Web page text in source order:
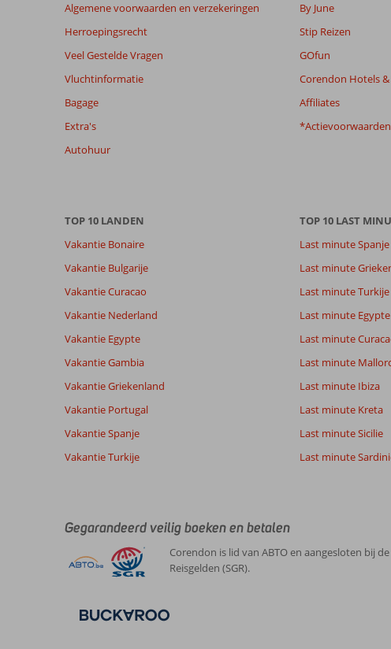
niet
meer
weergegeven
om
de
info
over
onze
beoordelingen.
Totale score
Gebaseerd op:
beoordelingen
8,5
Aanrader
Kamers
8,1
Kindvriendelijk 1,0
Ervaringen
van onze
klanten
Filter
9,0
Mike
Belgie
,
12 juli 2026
Over
De
bestemming
zeer
goed
Algemene indruk 9
Service 10
Prijs/kwaliteit 9
Kamers
Kindvriendelijk
Algemene voorwaarden en verzekeringen
Herroepingsrecht
Veel Gestelde Vragen
Vluchtinformatie
Bagage
Extra's
Autohuur
By June
Stip Reizen
GOfun
Corendon Hotels &
Affiliates
*Actievoorwaarden
TOP 10 LANDEN
Vakantie Bonaire
Vakantie Bulgarije
Vakantie Curacao
Vakantie Nederland
Vakantie Egypte
Vakantie Gambia
Vakantie Griekenland
Vakantie Portugal
Vakantie Spanje
Vakantie Turkije
TOP 10 LAST
Last minute Spanje
Last minute
Last minute Turkije
Last minute Egypte
Last minute
Last minute
Last minute Ibiza
Last minute Kreta
Last minute Sicilie
Last minute
Gegarandeerd veilig boeken en betalen
Corendon is lid van ABTO en aangesloten bij
Reisgelden (SGR).